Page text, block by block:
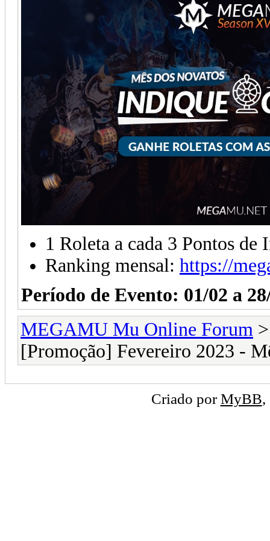
1 Roleta a cada 3 Pontos de
Ranking mensal: https://
Período de Evento: 01/02 a
MEGAMU Mu Online Forum
[Promoção] Fevereiro 2023 -
Criado porMyBB,